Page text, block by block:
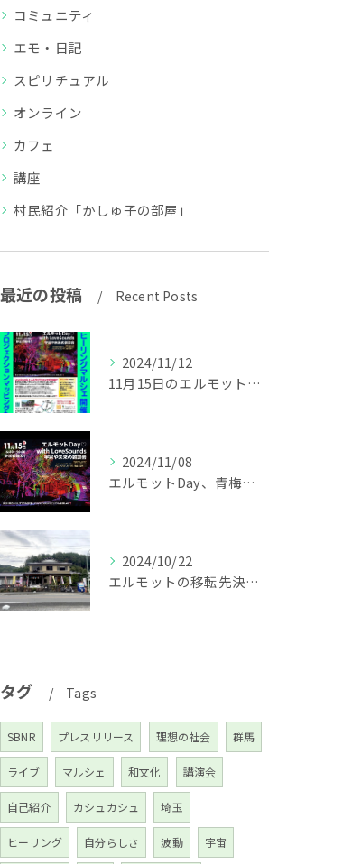
コミュニティ
エモ・日記
スピリチュアル
オンライン
カフェ
講座
村民紹介「かしゅ子の部屋」
最近の投稿 Recent Posts
2024/11/12
11月15日のエルモットDay詳細
2024/11/08
エルモットDay、青梅初開催はプロジェクションマッピングも♪
2024/10/22
エルモットの移転先決定☆オープニングイベントのお知らせ♪
タグ Tags
SBNR プレスリリース 理想の社会 群馬
ライブ マルシェ 和文化 講演会
自己紹介 カシュカシュ 埼玉
ヒーリング 自分らしさ 波動 宇宙